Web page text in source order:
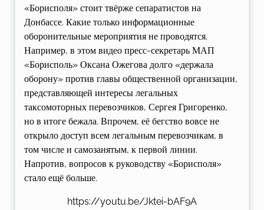
«Борисполя» стоит твёрже сепаратистов на
Донбассе. Какие только информационные
оборонительные мероприятия не проводятся.
Например, в этом видео пресс-секретарь МАП
«Борисполь» Оксана Ожегова долго «держала
оборону» против главы общественной организации,
представляющей интересы легальных
таксомоторных перевозчиков, Сергея Григоренко,
но в итоге бежала. Впрочем, её бегство вовсе не
открыло доступ всем легальным перевозчикам, в
том числе и самозанятым, к первой линии.
Напротив, вопросов к руководству «Борисполя»
стало ещё больше.
https://youtu.be/Jktei-bAF9A